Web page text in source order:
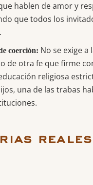
hablen de amor y
que todos los
coerción: No se exige a
de otra fe que firme
religiosa
una de las trabas